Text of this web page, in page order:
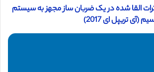
القا شده در یک ضربان ساز مجهز به سیستم
(آی تریپل ای 2017)